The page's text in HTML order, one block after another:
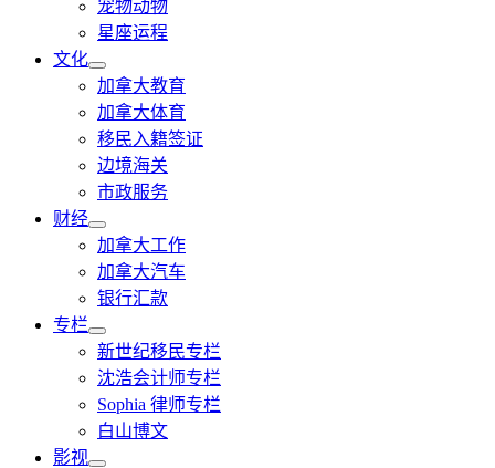
宠物动物
星座运程
文化
加拿大教育
加拿大体育
移民入籍签证
边境海关
市政服务
财经
加拿大工作
加拿大汽车
银行汇款
专栏
新世纪移民专栏
沈浩会计师专栏
Sophia 律师专栏
白山博文
影视